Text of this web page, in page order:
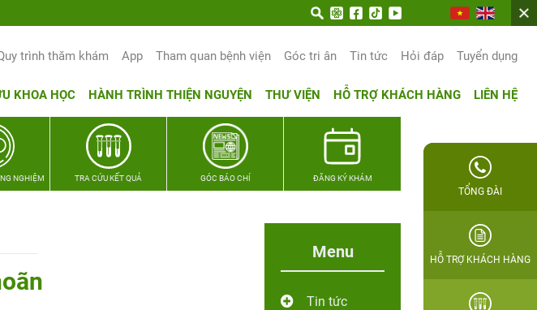
trình thăm khám App Tham quan bệnh viện Góc tri ân Tin tức Hỏi đáp Tuyển dụng
KHOA HỌC HÀNH TRÌNH THIỆN NGUYỆN THƯ VIỆN HỖ TRỢ KHÁCH HÀNG LIÊN HỆ
NGHIỆM TRA CỨU KẾT QUẢ GÓC BÁO CHÍ ĐĂNG KÝ KHÁM
Menu
Tin tức
TỔNG ĐÀI
HỖ TRỢ KHÁCH HÀNG